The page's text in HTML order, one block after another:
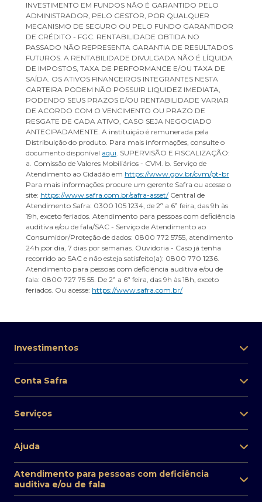
INVESTIMENTO EM FUNDOS NÃO É GARANTIDO PELO
ADMINISTRADOR, PELO GESTOR, POR QUALQUER
MECANISMO DE SEGURO OU PELO FUNDO GARANTIDOR
DE CRÉDITO - FGC. RENTABILIDADE OBTIDA NO
PASSADO NÃO REPRESENTA GARANTIA DE RESULTADOS
FUTUROS. A RENTABILIDADE DIVULGADA NÃO É LÍQUIDA
DE IMPOSTOS, TAXA DE PERFORMANCE E/OU TAXA DE
SAÍDA. OS ATIVOS FINANCEIROS INTEGRANTES NESTA
CARTEIRA PODEM NÃO POSSUIR LIQUIDEZ IMEDIATA,
PODENDO SEUS PRAZOS E/OU RENTABILIDADE VARIAR
DE ACORDO COM O VENCIMENTO OU PRAZO DE
RESGATE DE CADA ATIVO, CASO SEJA NEGOCIADO
ANTECIPADAMENTE. A instituição é remunerada pela
Distribuição do produto. Para mais informações, consulte o
documento disponível aqui. SUPERVISÃO E FISCALIZAÇÃO:
a. Comissão de Valores Mobiliários - CVM. b. Serviço de
Atendimento ao Cidadão em https://www.gov.br/cvm/pt-br
Para mais informações procure um gerente Safra ou acesse o
site: https://www.safra.com.br/safra-asset/Central de
Atendimento Safra: 0300 105 1234, de 2ª a 6ª feira, das 9h às
19h, exceto feriados. Atendimento para pessoas com deficiência
auditiva e/ou de fala/SAC - Serviço de Atendimento ao
Consumidor/Proteção de dados: 0800 772 5755, atendimento
24h por dia, 7 dias por semanas. Ouvidoria - Caso já tenha
recorrido ao SAC e não esteja satisfeito(a): 0800 770 1236.
Atendimento para pessoas com deficiência auditiva e/ou de
fala: 0800 727 75 55. De 2ª a 6ª feira, das 9h às 18h, exceto
feriados. Ou acesse: https://www.safra.com.br/
Investimentos
Conta Safra
Serviços
Ajuda
Atendimento para pessoas com deficiência
auditiva e/ou de fala